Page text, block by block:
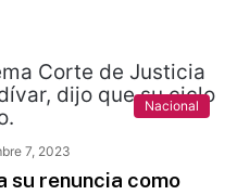
Nacional
7, 2023
renuncia como